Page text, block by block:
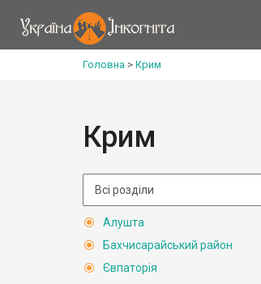
Головна > Крим
Крим
Алушта
Бахчисарайський район
Євпаторія